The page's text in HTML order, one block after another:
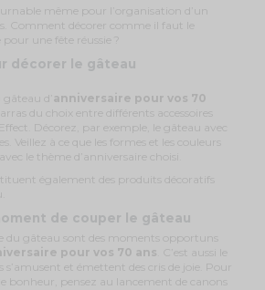
même pour l’organisation d’un
Comment décorer comme il faut le
une fête réussie ?
décorer le gâteau
d’ anniversaire pour vos 70
du choix entre différents accessoires
Décorez, par exemple, le gâteau avec
Veillez à ce que les formes et les couleurs
le thème d’anniversaire choisi.
également des produits décoratifs
de couper le gâteau
du gâteau sont des moments opportuns
pour vos 70 ans . C’est aussi le
et émettent des cris de joie. Pour
bonheur, pensez au lancement de canons